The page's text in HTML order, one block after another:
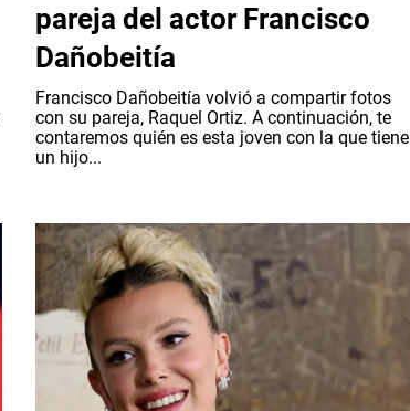
pareja del actor Francisco
Dañobeitía
Francisco Dañobeitía volvió a compartir fotos
con su pareja, Raquel Ortiz. A continuación, te
contaremos quién es esta joven con la que tiene
un hijo...